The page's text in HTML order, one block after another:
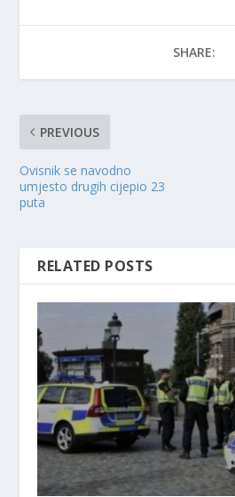
SHARE:
PREVIOUS
Ovisnik se navodno
umjesto drugih cijepio 23
puta
RELATED POSTS